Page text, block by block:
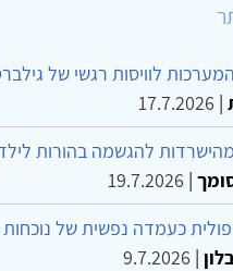
לוויסות רגשי של
|
17.7.2026
להגשמה בהורות
|
19.7.2026
כעמדה נפשית של
|
9.7.2026